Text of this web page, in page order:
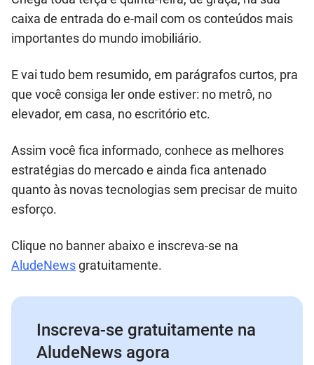
caixa de entrada do e-mail com os conteúdos mais
importantes do mundo imobiliário.
E vai tudo bem resumido, em parágrafos curtos, pra
que você consiga ler onde estiver: no metrô, no
elevador, em casa, no escritório etc.
Assim você fica informado, conhece as melhores
estratégias do mercado e ainda fica antenado
quanto às novas tecnologias sem precisar de muito
esforço.
Clique no banner abaixo e inscreva-se na
AludeNewsgratuitamente.
Inscreva-se gratuitamente na
AludeNews agora